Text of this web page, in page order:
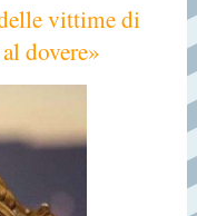
vittime di
dovere»